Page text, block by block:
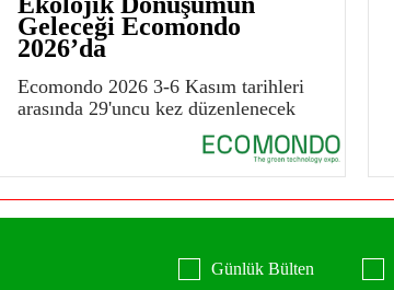
Geleceği Ecomondo
2026’da
Ecomondo 2026 3-6 Kasım tarihleri
arasında 29'uncu kez düzenlenecek
Günlük Bülten